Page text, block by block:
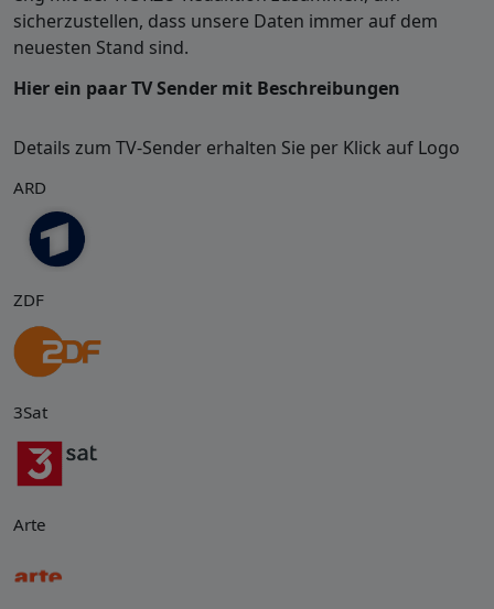
sicherzustellen, dass unsere Daten immer auf dem
neuesten Stand sind.
Hier ein paar TV Sender mit Beschreibungen
Details zum TV-Sender erhalten Sie per Klick auf Logo
ARD
ZDF
3Sat
Arte